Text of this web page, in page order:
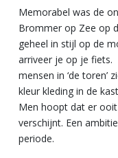
Memorabel was de
Brommer op Zee op
geheel in stijl op de
arriveer je op je
mensen in ‘de toren’
kleur kleding in de
Men hoopt dat er
verschijnt. Een
periode.